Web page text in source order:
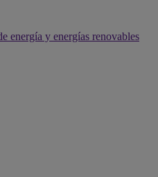
energía y energías renovables